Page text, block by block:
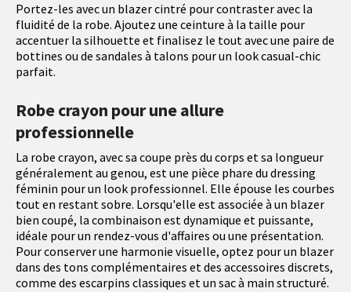
Portez-les avec un blazer cintré pour contraster avec la
fluidité de la robe. Ajoutez une ceinture à la taille pour
accentuer la silhouette et finalisez le tout avec une paire de
bottines ou de sandales à talons pour un look casual-chic
parfait.
Robe crayon pour une allure
professionnelle
La robe crayon, avec sa coupe près du corps et sa longueur
généralement au genou, est une pièce phare du dressing
féminin pour un look professionnel. Elle épouse les courbes
tout en restant sobre. Lorsqu'elle est associée à un blazer
bien coupé, la combinaison est dynamique et puissante,
idéale pour un rendez-vous d'affaires ou une présentation.
Pour conserver une harmonie visuelle, optez pour un blazer
dans des tons complémentaires et des accessoires discrets,
comme des escarpins classiques et un sac à main structuré.